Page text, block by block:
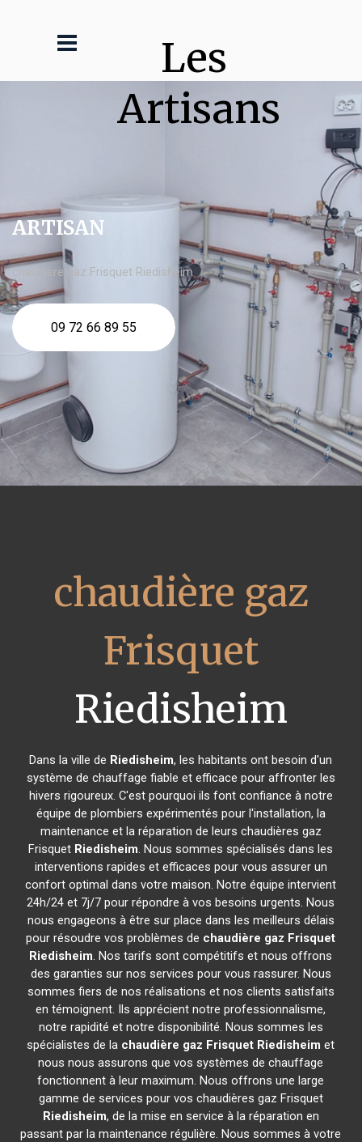
Les
Artisans
ARTISAN
chaudière gaz Frisquet Riedisheim
09 72 66 89 55
chaudière gaz
Frisquet
Riedisheim
Dans la ville de Riedisheim, les habitants ont besoin d'un
système de chauffage fiable et efficace pour affronter les
hivers rigoureux. C'est pourquoi ils font confiance à notre
équipe de plombiers expérimentés pour l'installation, la
maintenance et la réparation de leurs chaudières gaz
Frisquet Riedisheim. Nous sommes spécialisés dans les
interventions rapides et efficaces pour vous assurer un
confort optimal dans votre maison. Notre équipe intervient
24h/24 et 7j/7 pour répondre à vos besoins urgents. Nous
nous engageons à être sur place dans les meilleurs délais
pour résoudre vos problèmes de chaudière gaz Frisquet
Riedisheim. Nos tarifs sont compétitifs et nous offrons
des garanties sur nos services pour vous rassurer. Nous
sommes fiers de nos réalisations et nos clients satisfaits
en témoignent. Ils apprécient notre professionnalisme,
notre rapidité et notre disponibilité. Nous sommes les
spécialistes de la chaudière gaz Frisquet Riedisheim et
nous nous assurons que vos systèmes de chauffage
fonctionnent à leur maximum. Nous offrons une large
gamme de services pour vos chaudières gaz Frisquet
Riedisheim, de la mise en service à la réparation en
passant par la maintenance régulière. Nous sommes à votre